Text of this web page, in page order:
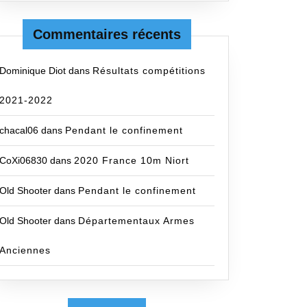
Commentaires récents
Dominique Diot dans Résultats compétitions
2021-2022
chacal06 dans Pendant le confinement
CoXi06830 dans 2020 France 10m Niort
Old Shooter dans Pendant le confinement
Old Shooter dans Départementaux Armes
Anciennes